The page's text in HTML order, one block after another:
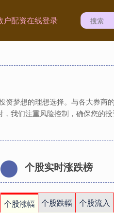
户配资在线登录
资梦想的理想选择。与各大券商
我们注重风险控制，确保您的
个股实时涨跌榜
个股涨幅 个股跌幅 个股流入